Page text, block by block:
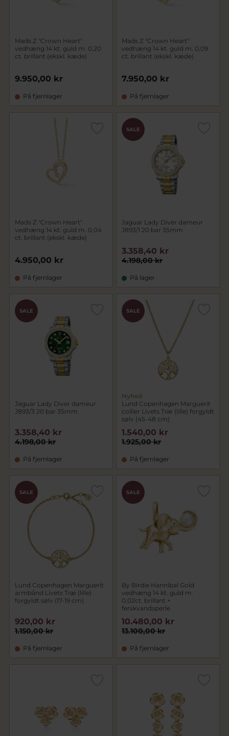
Mads Z "Crown Heart"
vedhæng 14 kt. guld m. 0,20
ct. brillant (ekskl. kæde)
9.950,00 kr
På fjernlager
Mads Z "Crown Heart"
vedhæng 14 kt. guld m. 0,09
ct. brillant (ekskl. kæde)
7.950,00 kr
På fjernlager
Mads Z "Crown Heart"
vedhæng 14 kt. guld m. 0,04
ct. brillant (ekskl. kæde)
4.950,00 kr
På fjernlager
SALE
Jaguar Lady Diver dameur
J893/1 20 bar 35mm
4.198,00 kr
3.358,40 kr
På lager
SALE
Jaguar Lady Diver dameur
J893/3 20 bar 35mm
4.198,00 kr
3.358,40 kr
På fjernlager
SALE
Nyhed
Lund Copenhagen Marguerit
collier Livets Træ (lille) forgyldt
sølv (45-48 cm)
1.925,00 kr
1.540,00 kr
På fjernlager
SALE
Lund Copenhagen Marguerit
armbånd Livets Træ (lille)
forgyldt sølv (17-19 cm)
1.150,00 kr
920,00 kr
På fjernlager
SALE
By Birdie Hannibal Gold
vedhæng 14 kt. guld m.
0,02ct. brillant +
ferskvandsperle
13.100,00 kr
10.480,00 kr
På fjernlager